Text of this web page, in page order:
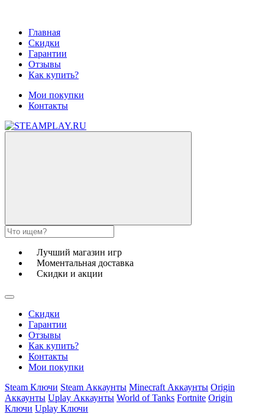
Главная
Скидки
Гарантии
Отзывы
Как купить?
Мои покупки
Контакты
Лучший магазин игр
Моментальная доставка
Скидки и акции
Скидки
Гарантии
Отзывы
Как купить?
Контакты
Мои покупки
Steam Ключи Steam Аккаунты Minecraft Аккаунты Origin
Аккаунты Uplay Аккаунты World of Tanks Fortnite Origin
Ключи Uplay Ключи